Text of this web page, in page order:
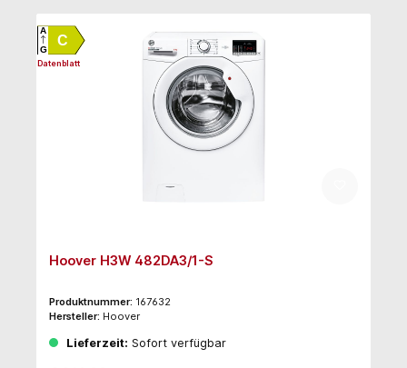
C
A
G
Datenblatt
Hoover H3W 482DA3/1-S
Produktnummer: 167632
Hersteller: Hoover
Lieferzeit: Sofort verfügbar